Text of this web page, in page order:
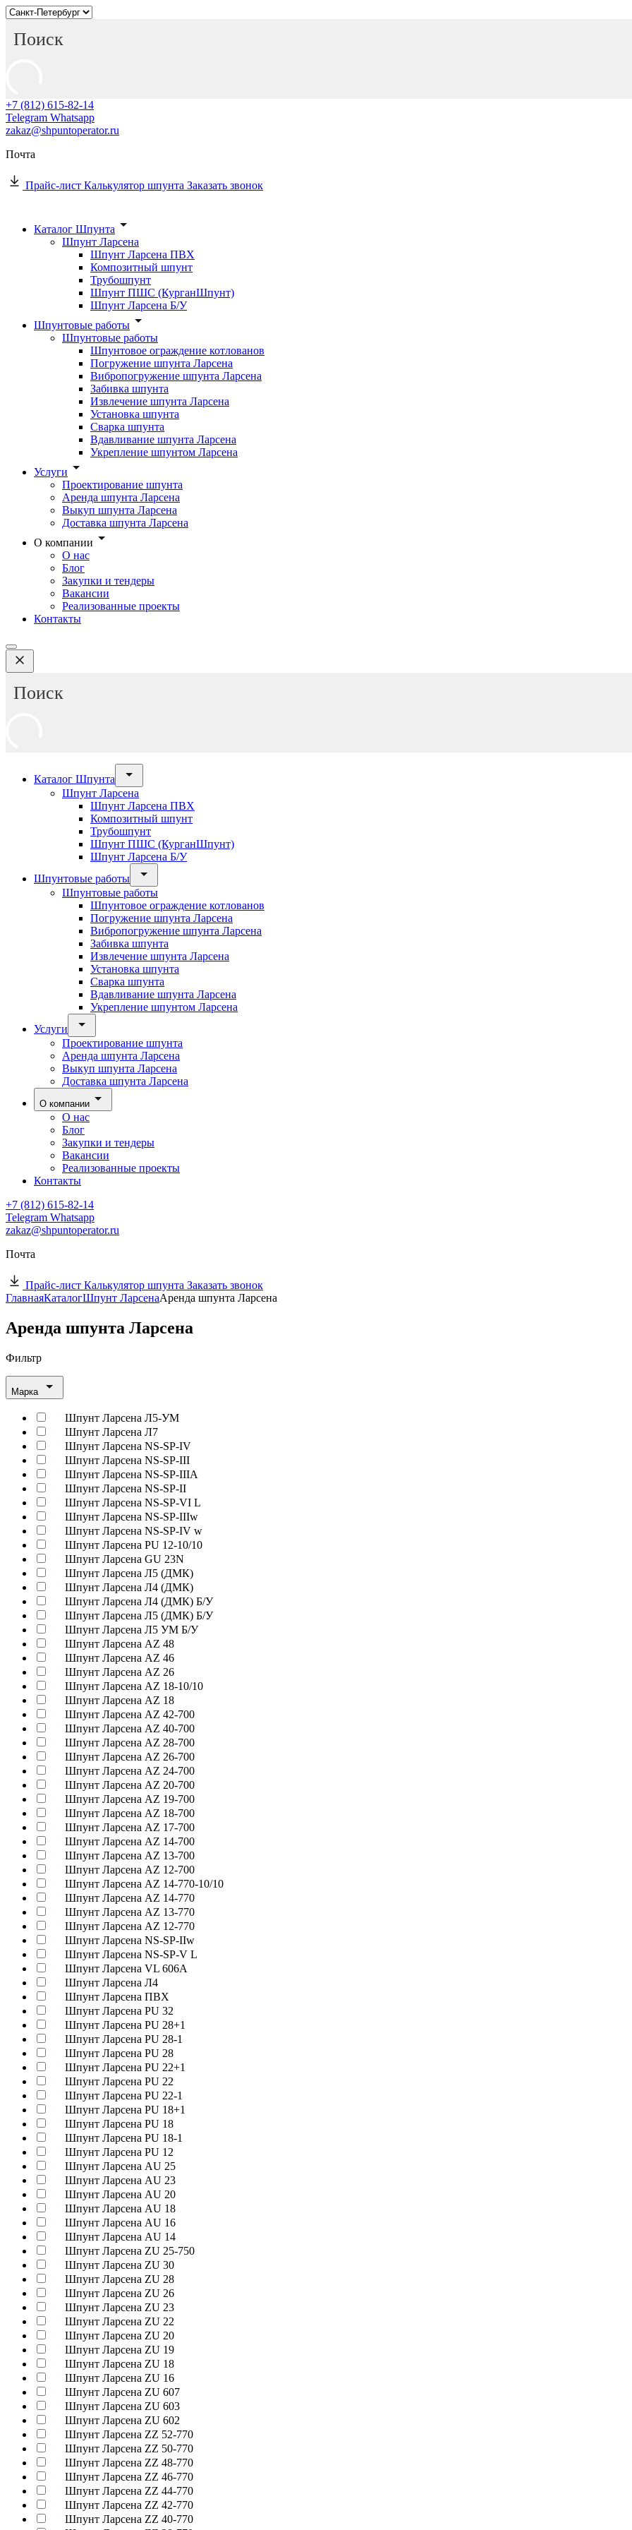
+7 (812) 615-82-14
Telegram Whatsapp
zakaz@shpuntoperator.ru
Почта
Прайс-лист Калькулятор шпунта Заказать звонок
Каталог Шпунта
Шпунт Ларсена
Шпунт Ларсена ПВХ
Композитный шпунт
Трубошпунт
Шпунт ПШС (КурганШпунт)
Шпунт Ларсена Б/У
Шпунтовые работы
Шпунтовые работы
Шпунтовое ограждение котлованов
Погружение шпунта Ларсена
Вибропогружение шпунта Ларсена
Забивка шпунта
Извлечение шпунта Ларсена
Установка шпунта
Сварка шпунта
Вдавливание шпунта Ларсена
Укрепление шпунтом Ларсена
Услуги
Проектирование шпунта
Аренда шпунта Ларсена
Выкуп шпунта Ларсена
Доставка шпунта Ларсена
О компании
О нас
Блог
Закупки и тендеры
Вакансии
Реализованные проекты
Контакты
Каталог Шпунта
Шпунт Ларсена
Шпунт Ларсена ПВХ
Композитный шпунт
Трубошпунт
Шпунт ПШС (КурганШпунт)
Шпунт Ларсена Б/У
Шпунтовые работы
Шпунтовые работы
Шпунтовое ограждение котлованов
Погружение шпунта Ларсена
Вибропогружение шпунта Ларсена
Забивка шпунта
Извлечение шпунта Ларсена
Установка шпунта
Сварка шпунта
Вдавливание шпунта Ларсена
Укрепление шпунтом Ларсена
Услуги
Проектирование шпунта
Аренда шпунта Ларсена
Выкуп шпунта Ларсена
Доставка шпунта Ларсена
О компании
О нас
Блог
Закупки и тендеры
Вакансии
Реализованные проекты
Контакты
+7 (812) 615-82-14
Telegram Whatsapp
zakaz@shpuntoperator.ru
Почта
Прайс-лист Калькулятор шпунта Заказать звонок
ГлавнаяКаталогШпунт ЛарсенаАренда шпунта Ларсена
Аренда шпунта Ларсена
Фильтр
Марка
Шпунт Ларсена Л5-УМ
Шпунт Ларсена Л7
Шпунт Ларсена NS-SP-IV
Шпунт Ларсена NS-SP-III
Шпунт Ларсена NS-SP-IIIA
Шпунт Ларсена NS-SP-II
Шпунт Ларсена NS-SP-VI L
Шпунт Ларсена NS-SP-IIIw
Шпунт Ларсена NS-SP-IV w
Шпунт Ларсена PU 12-10/10
Шпунт Ларсена GU 23N
Шпунт Ларсена Л5 (ДМК)
Шпунт Ларсена Л4 (ДМК)
Шпунт Ларсена Л4 (ДМК) Б/У
Шпунт Ларсена Л5 (ДМК) Б/У
Шпунт Ларсена Л5 УМ Б/У
Шпунт Ларсена AZ 48
Шпунт Ларсена AZ 46
Шпунт Ларсена AZ 26
Шпунт Ларсена AZ 18-10/10
Шпунт Ларсена AZ 18
Шпунт Ларсена AZ 42-700
Шпунт Ларсена AZ 40-700
Шпунт Ларсена AZ 28-700
Шпунт Ларсена AZ 26-700
Шпунт Ларсена AZ 24-700
Шпунт Ларсена AZ 20-700
Шпунт Ларсена AZ 19-700
Шпунт Ларсена AZ 18-700
Шпунт Ларсена AZ 17-700
Шпунт Ларсена AZ 14-700
Шпунт Ларсена AZ 13-700
Шпунт Ларсена AZ 12-700
Шпунт Ларсена AZ 14-770-10/10
Шпунт Ларсена AZ 14-770
Шпунт Ларсена AZ 13-770
Шпунт Ларсена AZ 12-770
Шпунт Ларсена NS-SP-IIw
Шпунт Ларсена NS-SP-V L
Шпунт Ларсена VL 606A
Шпунт Ларсена Л4
Шпунт Ларсена ПВХ
Шпунт Ларсена PU 32
Шпунт Ларсена PU 28+1
Шпунт Ларсена PU 28-1
Шпунт Ларсена PU 28
Шпунт Ларсена PU 22+1
Шпунт Ларсена PU 22
Шпунт Ларсена PU 22-1
Шпунт Ларсена PU 18+1
Шпунт Ларсена PU 18
Шпунт Ларсена PU 18-1
Шпунт Ларсена PU 12
Шпунт Ларсена AU 25
Шпунт Ларсена AU 23
Шпунт Ларсена AU 20
Шпунт Ларсена AU 18
Шпунт Ларсена AU 16
Шпунт Ларсена AU 14
Шпунт Ларсена ZU 25-750
Шпунт Ларсена ZU 30
Шпунт Ларсена ZU 28
Шпунт Ларсена ZU 26
Шпунт Ларсена ZU 23
Шпунт Ларсена ZU 22
Шпунт Ларсена ZU 20
Шпунт Ларсена ZU 19
Шпунт Ларсена ZU 18
Шпунт Ларсена ZU 16
Шпунт Ларсена ZU 607
Шпунт Ларсена ZU 603
Шпунт Ларсена ZU 602
Шпунт Ларсена ZZ 52-770
Шпунт Ларсена ZZ 50-770
Шпунт Ларсена ZZ 48-770
Шпунт Ларсена ZZ 46-770
Шпунт Ларсена ZZ 44-770
Шпунт Ларсена ZZ 42-770
Шпунт Ларсена ZZ 40-770